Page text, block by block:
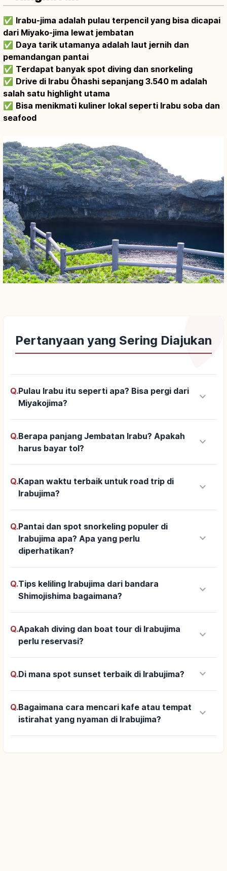
✅ Irabu-jima adalah pulau terpencil yang bisa dicapai
dari Miyako-jima lewat jembatan
✅ Daya tarik utamanya adalah laut jernih dan
pemandangan pantai
✅ Terdapat banyak spot diving dan snorkeling
✅ Drive di Irabu Ōhashi sepanjang 3.540 m adalah
salah satu highlight utama
✅ Bisa menikmati kuliner lokal seperti Irabu soba dan
seafood
Pertanyaan yang Sering Diajukan
Q.Pulau Irabu itu seperti apa? Bisa pergi dari
Miyakojima?
keyboard_arrow_down
Q.Berapa panjang Jembatan Irabu? Apakah
harus bayar tol?
keyboard_arrow_down
Q.Kapan waktu terbaik untuk road trip di
Irabujima?
keyboard_arrow_down
Q.Pantai dan spot snorkeling populer di
Irabujima apa? Apa yang perlu
diperhatikan?
keyboard_arrow_down
Q.Tips keliling Irabujima dari bandara
Shimojishima bagaimana?
keyboard_arrow_down
Q.Apakah diving dan boat tour di Irabujima
perlu reservasi?
keyboard_arrow_down
Q.Di mana spot sunset terbaik di Irabujima? keyboard_arrow_down
Q.Bagaimana cara mencari kafe atau tempat
istirahat yang nyaman di Irabujima?
keyboard_arrow_down